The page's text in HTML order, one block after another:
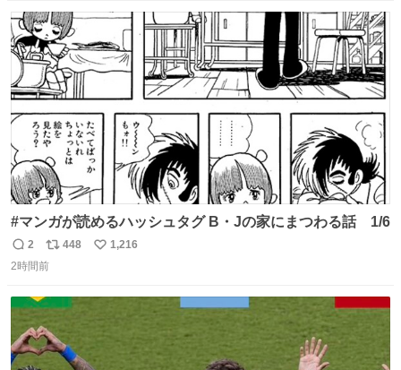
ト
数
#マンガが読めるハッシュタグ B・Jの家にまつわる話 1/6
返
信
2
リ
ポ
ト
数
448
い
1,216
2時間前